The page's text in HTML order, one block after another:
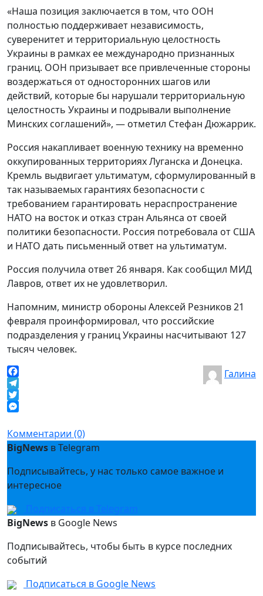
«Наша позиция заключается в том, что ООН
полностью поддерживает независимость,
суверенитет и территориальную целостность
Украины в рамках ее международно признанных
границ. ООН призывает все привлеченные стороны
воздержаться от односторонних шагов или
действий, которые бы нарушали территориальную
целостность Украины и подрывали выполнение
Минских соглашений», — отметил Стефан Дюжаррик.
Россия накапливает военную технику на временно
оккупированных территориях Луганска и Донецка.
Кремль выдвигает ультиматум, сформулированный в
так называемых гарантиях безопасности с
требованием гарантировать нераспространение
НАТО на восток и отказ стран Альянса от своей
политики безопасности. Россия потребовала от США
и НАТО дать письменный ответ на ультиматум.
Россия получила ответ 26 января. Как сообщил МИД
Лавров, ответ их не удовлетворил.
Напомним, министр обороны Алексей Резников 21
февраля проинформировал, что российские
подразделения у границ Украины насчитывают 127
тысяч человек.
Facebook
Telegram
Twitter
Галина
Комментарии (0)
BigNews в Telegram
Подписывайтесь, у нас только самое важное и
интересное
Подписаться в Telegram
BigNews в Google News
Подписывайтесь, чтобы быть в курсе последних
событий
Подписаться в Google News